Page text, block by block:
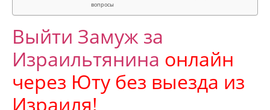
вопросы
Выйти Замуж за
Израильтянина онлайн
через Юту без выезда из
Израиля!